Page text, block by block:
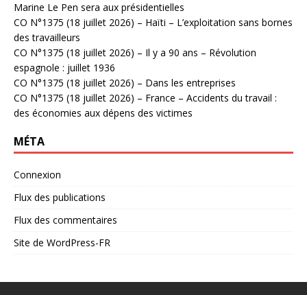
Marine Le Pen sera aux présidentielles
CO N°1375 (18 juillet 2026) – Haïti – L’exploitation sans bornes
des travailleurs
CO N°1375 (18 juillet 2026) – Il y a 90 ans – Révolution
espagnole : juillet 1936
CO N°1375 (18 juillet 2026) – Dans les entreprises
CO N°1375 (18 juillet 2026) – France – Accidents du travail :
des économies aux dépens des victimes
MÉTA
Connexion
Flux des publications
Flux des commentaires
Site de WordPress-FR